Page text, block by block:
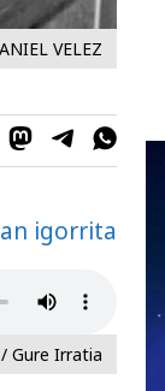
VELEZ
igorrita
Gure Irratia